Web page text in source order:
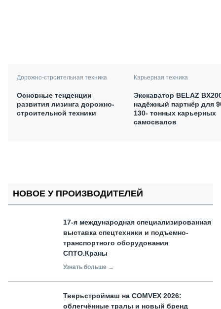
Дорожно-строительная техника
Основные тенденции
развития лизинга дорожно-
строительной техники
Карьерная техника
Экскаватор BELAZ
надёжный партнёр для
130- тонных карьерных
самосвалов
НОВОЕ У ПРОИЗВОДИТЕЛЕЙ
17-я международная специализированная
выставка спецтехники и подъемно-
транспортного оборудования
СПТО.Краны
Узнать больше →
Тверьстроймаш на COMVEX 2026:
облегчённые тралы и новый бренд